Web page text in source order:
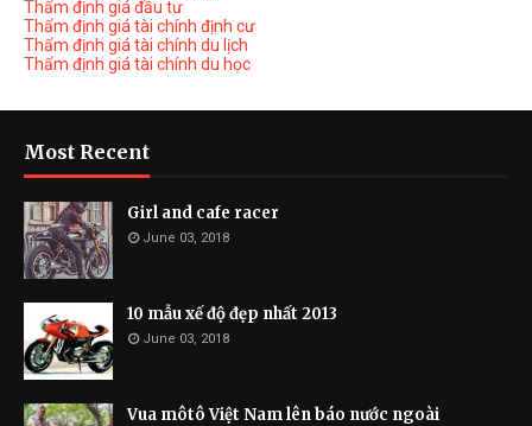
Thẩm định giá đầu tư
Thẩm định giá tài chính định cư
Thẩm định giá tài chính du lịch
Thẩm định giá tài chính du học
Most Recent
Girl and cafe racer
June 03, 2018
10 mẫu xế độ đẹp nhất 2013
June 03, 2018
Vua môtô Việt Nam lên báo nước ngoài